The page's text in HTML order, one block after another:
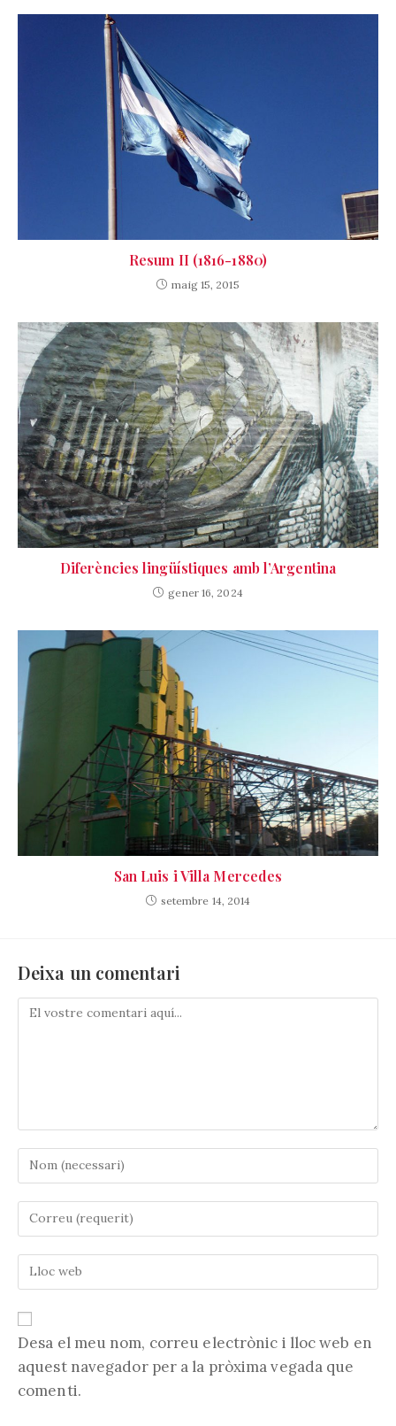
Resum II (1816-1880)
maig 15, 2015
Diferències lingüístiques amb l’Argentina
gener 16, 2024
San Luis i Villa Mercedes
setembre 14, 2014
Deixa un comentari
Comenta
nom
o
nom
d'usuari
per
comentar
adreça
electrònica
comentar
vostra
(opcional)
Desa el meu nom, correu electrònic i lloc web en
aquest navegador per a la pròxima vegada que
comenti.